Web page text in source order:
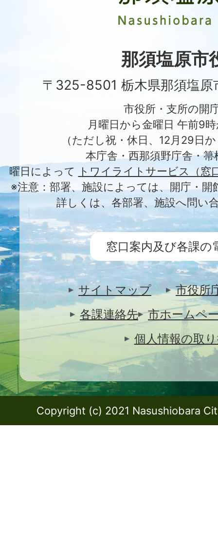
市
City
那須塩原市
〒325-8501 栃木県那須塩原
市役所・支所の開
月曜日から金曜日 午前9
（ただし祝・休日、12月29日
本庁舎・西那須野庁舎・
曜日によって
トワイライトサービス（窓
※注意：部署、施設によっては、開庁・
詳しくは、各部署、施設へ問い
窓口案内及び各課の
サイトマップ
市役所
各課連絡先
市ホームペ
個人情報の取
Copyright (c) 2021 Nasushiobara